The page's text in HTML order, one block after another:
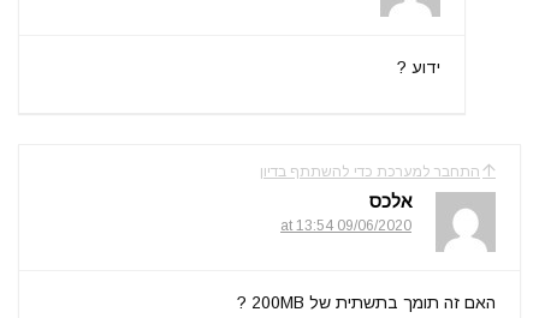
ידוע ?
התחבר למערכת כדי להשתתף בדיון
אלכס
09/06/2020 at 13:54
האם זה תומך בתשתית של 200MB ?